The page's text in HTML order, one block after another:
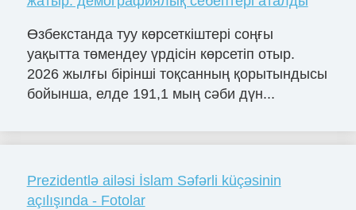
Өзбекстанда туу көрсеткіштері соңғы
уақытта төмендеу үрдісін көрсетіп отыр.
2026 жылғы бірінші тоқсанның қорытындысы
бойынша, елде 191,1 мың сәби дүн...
Prezidentlə ailəsi İslam Səfərli küçəsinin
açılışında - Fotolar